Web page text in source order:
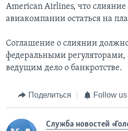
American Airlines, что слияние
авиакомпании остаться на
Соглашение о слиянии
федеральными регуляторами,
ведущим дело о банкротстве.
Поделиться Follow us
Служба новостей